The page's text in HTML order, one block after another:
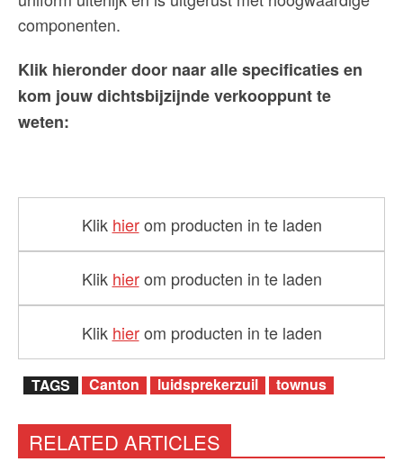
componenten.
Klik hieronder door naar alle specificaties en
kom jouw dichtsbijzijnde verkooppunt te
weten:
Klik hierom producten in te laden
Klik hierom producten in te laden
Klik hierom producten in te laden
TAGS Canton luidsprekerzuil townus
RELATED ARTICLES